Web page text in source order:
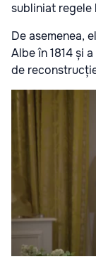
subliniat regele
De asemenea,
Albe în 1814 și
de